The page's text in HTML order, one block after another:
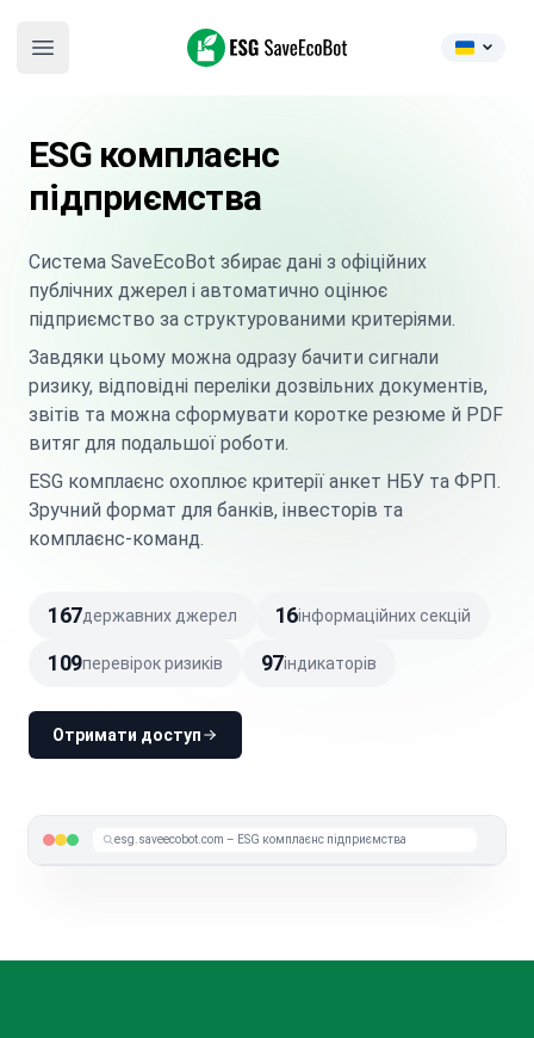
Open main menu
ESG SaveEcoBot
ESG комплаєнс
підприємства
Система SaveEcoBot збирає дані з офіційних
публічних джерел і автоматично оцінює
підприємство за структурованими критеріями.
Завдяки цьому можна одразу бачити сигнали
ризику, відповідні переліки дозвільних документів,
звітів та можна сформувати коротке резюме й PDF
витяг для подальшої роботи.
ESG комплаєнс охоплює критерії анкет НБУ та ФРП.
Зручний формат для банків, інвесторів та
комплаєнс-команд.
167державних джерел 16інформаційних секцій
109перевірок ризиків 97індикаторів
Отримати доступ
esg.saveecobot.com – ESG комплаєнс підприємства